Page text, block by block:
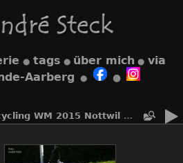
● tags ● über mich ● via
Aarberg ● ●
WM 2015 Nottwil Zeitfahren